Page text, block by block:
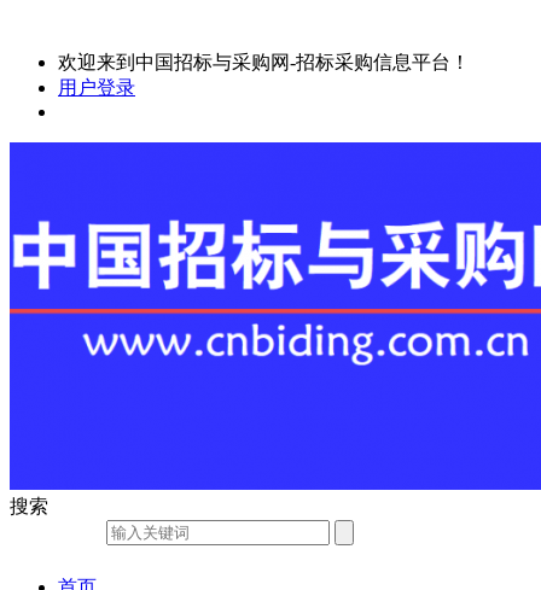
欢迎来到中国招标与采购网-招标采购信息平台！
用户登录
搜索